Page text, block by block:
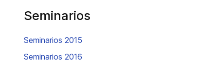
Seminarios
Seminarios 2015
Seminarios 2016